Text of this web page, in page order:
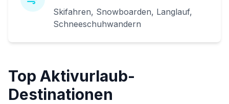
Skifahren, Snowboarden, Langlauf,
Schneeschuhwandern
Top Aktivurlaub-
Destinationen